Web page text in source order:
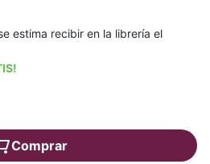
estima recibir en la librería el
Comprar